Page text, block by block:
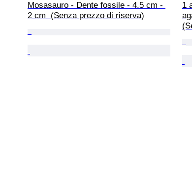
Mosasauro - Dente fossile - 4.5 cm -
2 cm  (Senza prezzo di riserva)
1